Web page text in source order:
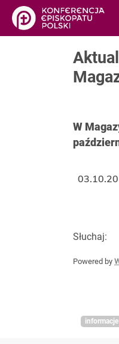
W
Powered by